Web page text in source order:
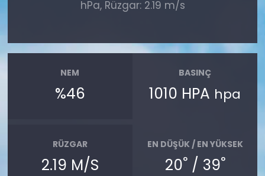
hPa, Rüzgar: 2.19 m/s
NEM
%46
BASINÇ
1010 HPA hpa
RÜZGAR
2.19 M/S
EN DÜŞÜK / EN YÜKSEK
20°/ 39°